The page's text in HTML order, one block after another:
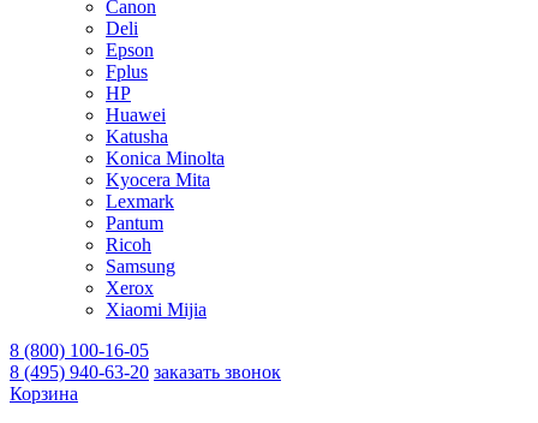
Canon
Deli
Epson
Fplus
HP
Huawei
Katusha
Konica Minolta
Kyocera Mita
Lexmark
Pantum
Ricoh
Samsung
Xerox
Xiaomi Mijia
8 (800) 100-16-05
8 (495) 940-63-20 заказать звонок
Корзина